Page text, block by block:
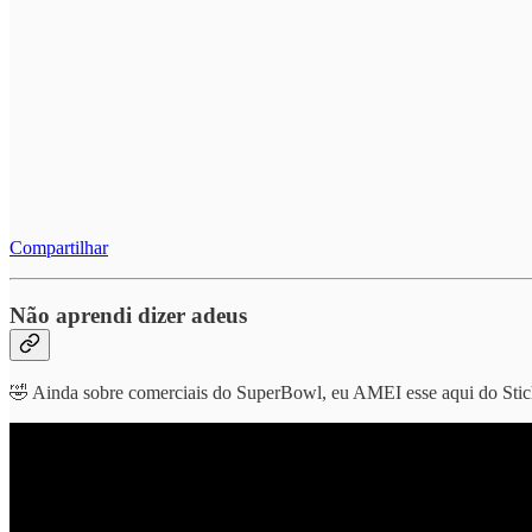
Compartilhar
Não aprendi dizer adeus
🤣 Ainda sobre comerciais do SuperBowl, eu AMEI esse aqui do